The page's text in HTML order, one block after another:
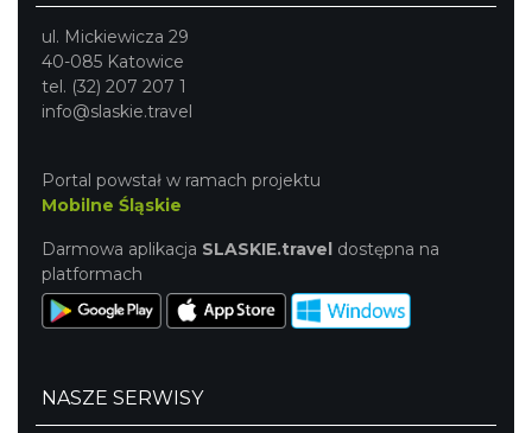
ul. Mickiewicza 29
40-085 Katowice
tel. (32) 207 207 1
info@slaskie.travel
Portal powstał w ramach projektu
Mobilne Śląskie
Darmowa aplikacja SLASKIE.travel dostępna na
platformach
NASZE SERWISY